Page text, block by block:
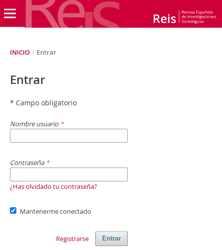
INICIO / Entrar
Entrar
* Campo obligatorio
Nombre usuario *
Contraseña *
¿Has olvidado tu contraseña?
Mantenerme conectado
Entrar
Registrarse